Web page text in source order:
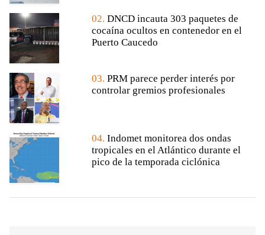
02. DNCD incauta 303 paquetes de
cocaína ocultos en contenedor en el
Puerto Caucedo
03. PRM parece perder interés por
controlar gremios profesionales
04. Indomet monitorea dos ondas
tropicales en el Atlántico durante el
pico de la temporada ciclónica